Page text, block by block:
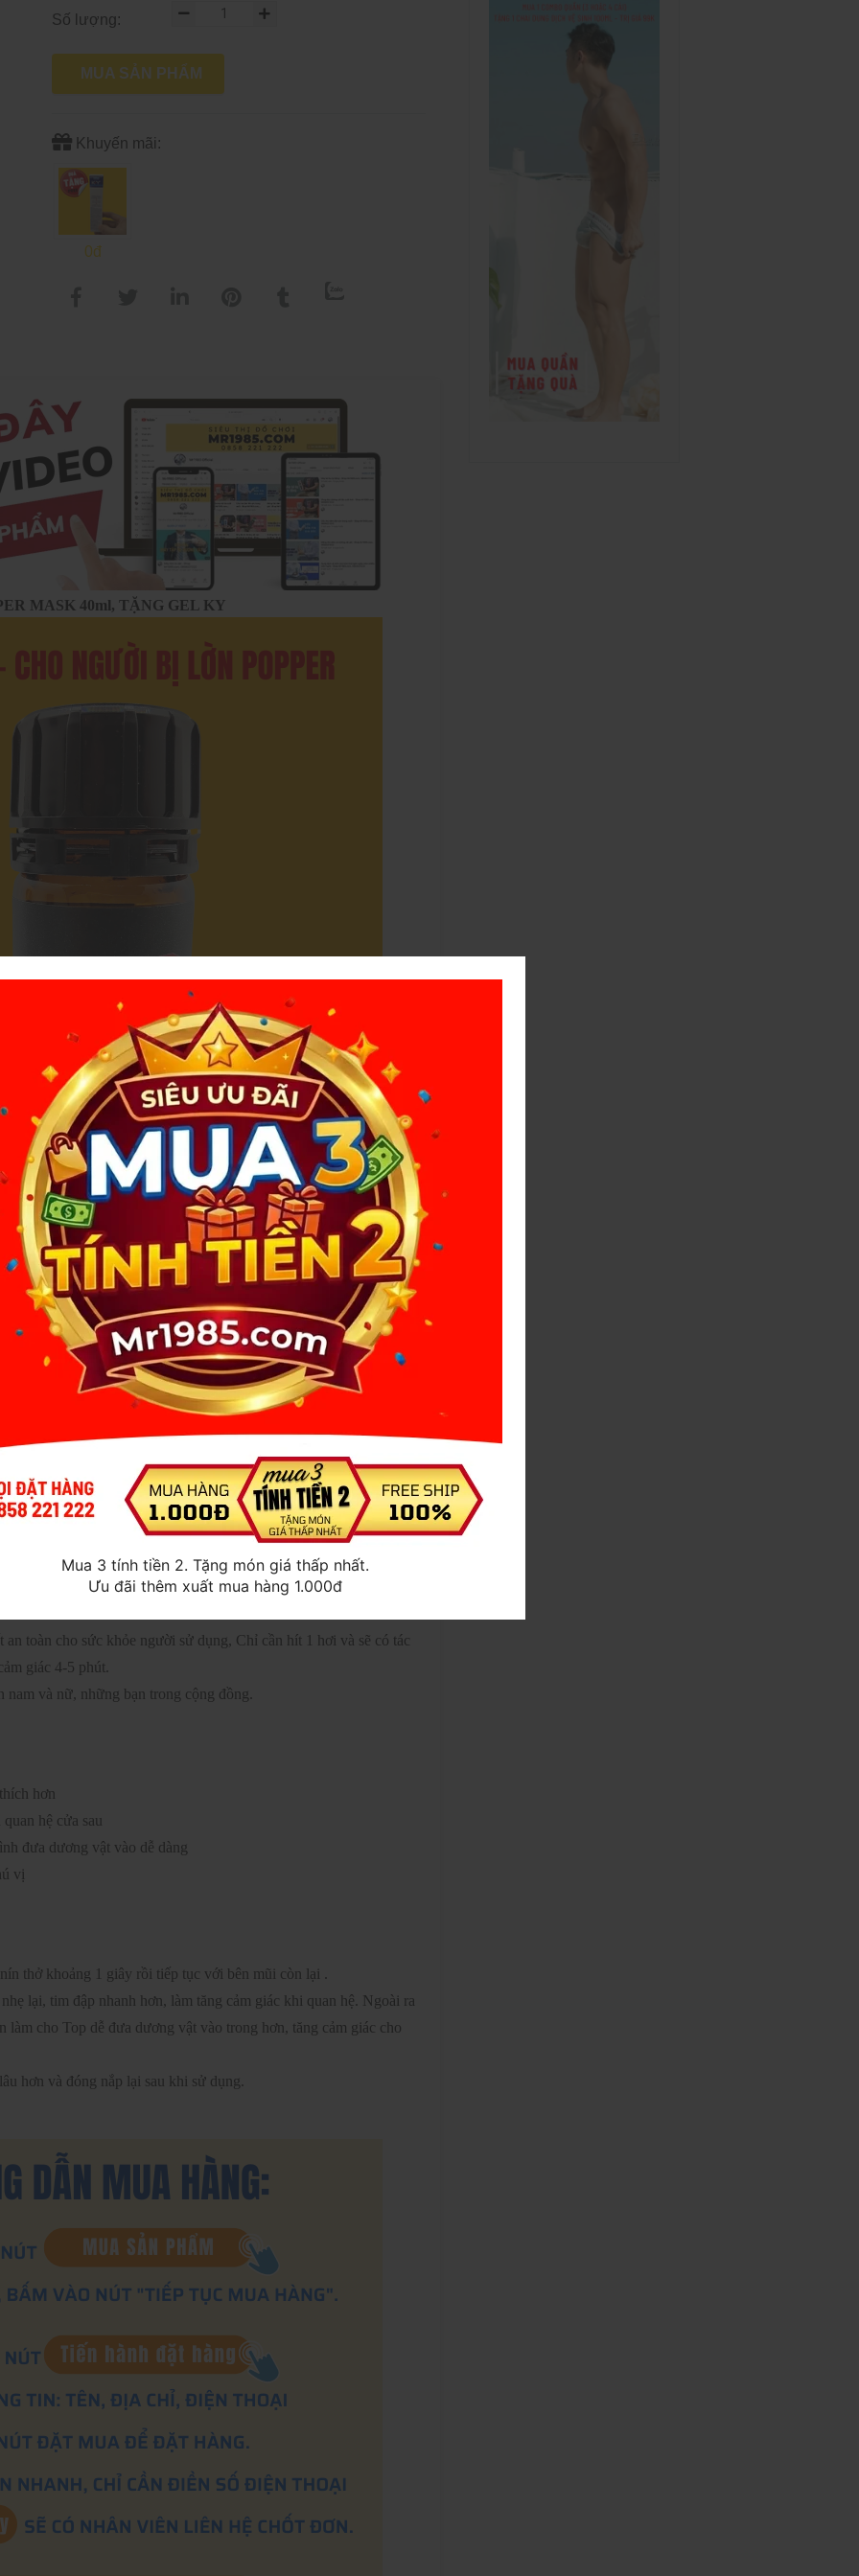
Số lượng:
MUA SẢN PHẨM
Khuyến mãi:
0đ
MASK 40ml, TẶNG GEL KY
mấy xa lạ đối với các bạn thuộc cộng đồng LGBT, ngoài việc
thích hơn, mà popper còn có tác dụng giãn nở vòng hậu môn
sau dễ dàng hơn, tránh được việc đau rát khi quan hệ. Mỗi dòng
độ kích thích khác nhau sẽ mang lại nhiều cảm giác mới lạ
một dòng sản phẩm rất được nhiều người ưa chuộng và lựa chọn
ham muốn hơn, khi sử dụng cơ thể cảm thấy kích thích, sản
Nitrite giúp giãn mạch hậu môn quan hệ không còn cảm giác
rất nhanh khi hít người sử dụng không bị đau đầu, chai có thiết kế
toàn cho sức khỏe người sử dụng, Chỉ cần hít 1 hơi và sẽ có tác
giác 4-5 phút.
và nữ, những bạn trong cộng đồng.
hơn
hệ cửa sau
đưa dương vật vào dễ dàng
vị
thở khoảng 1 giây rồi tiếp tục với bên mũi còn lại .
lại, tim đập nhanh hơn, làm tăng cảm giác khi quan hệ. Ngoài ra
làm cho Top dễ đưa dương vật vào trong hơn, tăng cảm giác cho
hơn và đóng nắp lại sau khi sử dụng.
Mua 3 tính tiền 2. Tặng món giá thấp nhất.
Ưu đãi thêm xuất mua hàng 1.000đ